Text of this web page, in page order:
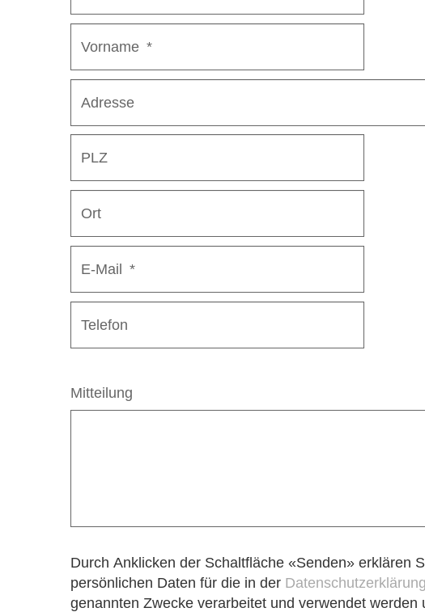
Vorname *
Adresse
PLZ
Ort
E-Mail *
Telefon
Mitteilung
Durch Anklicken der Schaltfläche «Senden» erklären
persönlichen Daten für die in der Datenschutzerklärung
genannten Zwecke verarbeitet und verwendet